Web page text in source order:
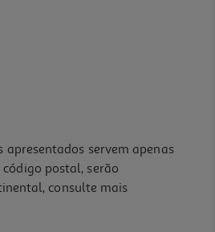
servem apenas
postal, serão
consulte mais